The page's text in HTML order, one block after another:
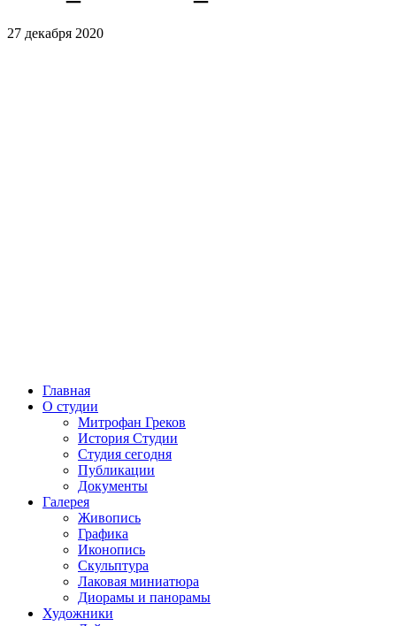
27 декабря 2020
Главная
О студии
Митрофан Греков
История Студии
Студия сегодня
Публикации
Документы
Галерея
Живопись
Графика
Иконопись
Скульптура
Лаковая миниатюра
Диорамы и панорамы
Художники